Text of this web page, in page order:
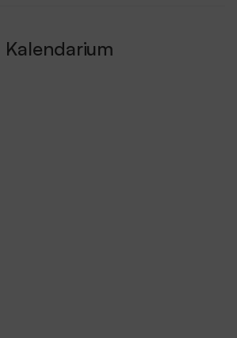
Kalendarium